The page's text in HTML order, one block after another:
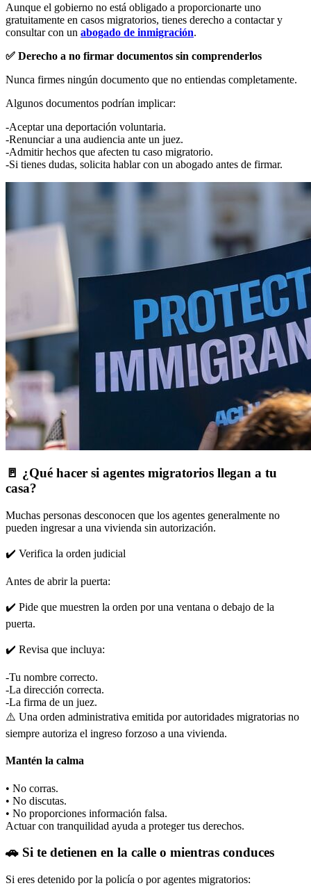
Aunque el gobierno no está obligado a proporcionarte uno
gratuitamente en casos migratorios, tienes derecho a contactar y
consultar con un abogado de inmigración.
✅ Derecho a no firmar documentos sin comprenderlos
Nunca firmes ningún documento que no entiendas completamente.
Algunos documentos podrían implicar:
-Aceptar una deportación voluntaria.
-Renunciar a una audiencia ante un juez.
-Admitir hechos que afecten tu caso migratorio.
-Si tienes dudas, solicita hablar con un abogado antes de firmar.
🚪 ¿Qué hacer si agentes migratorios llegan a tu
casa?
Muchas personas desconocen que los agentes generalmente no
pueden ingresar a una vivienda sin autorización.
✔️ Verifica la orden judicial
Antes de abrir la puerta:
✔️ Pide que muestren la orden por una ventana o debajo de la
puerta.
✔️ Revisa que incluya:
-Tu nombre correcto.
-La dirección correcta.
-La firma de un juez.
⚠️ Una orden administrativa emitida por autoridades migratorias no
siempre autoriza el ingreso forzoso a una vivienda.
Mantén la calma
• No corras.
• No discutas.
• No proporciones información falsa.
Actuar con tranquilidad ayuda a proteger tus derechos.
🚗 Si te detienen en la calle o mientras conduces
Si eres detenido por la policía o por agentes migratorios: